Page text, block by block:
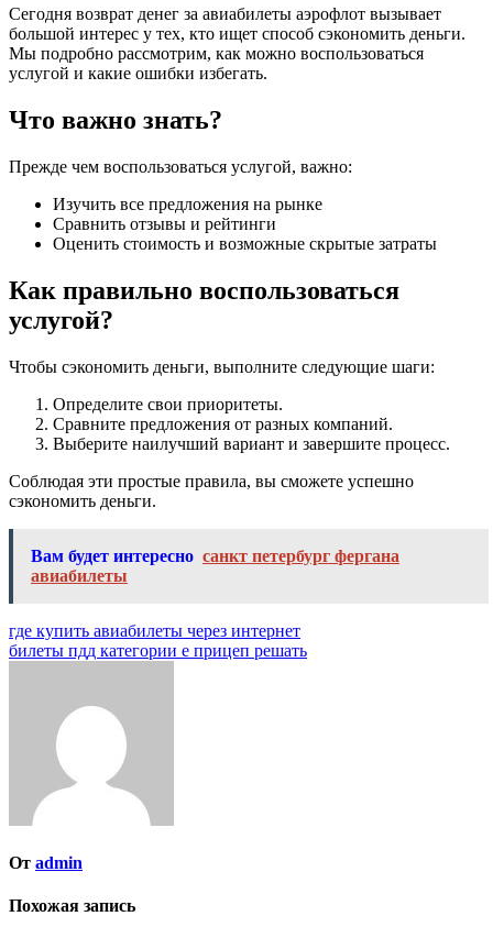
Сегодня возврат денег за авиабилеты аэрофлот вызывает
большой интерес у тех, кто ищет способ сэкономить деньги.
Мы подробно рассмотрим, как можно воспользоваться
услугой и какие ошибки избегать.
Что важно знать?
Прежде чем воспользоваться услугой, важно:
Изучить все предложения на рынке
Сравнить отзывы и рейтинги
Оценить стоимость и возможные скрытые затраты
Как правильно воспользоваться
услугой?
Чтобы сэкономить деньги, выполните следующие шаги:
Определите свои приоритеты.
Сравните предложения от разных компаний.
Выберите наилучший вариант и завершите процесс.
Соблюдая эти простые правила, вы сможете успешно
сэкономить деньги.
Вам будет интересно санкт петербург фергана
авиабилеты
Навигация
по
где купить авиабилеты через интернет
билеты пдд категории е прицеп решать
От admin
Похожая запись